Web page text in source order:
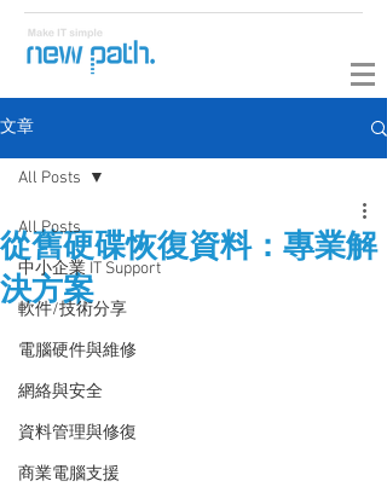
文章
All Posts
中小企業 IT Support
軟件/技術分享
電腦硬件與維修
網絡與安全
資料管理與修復
商業電腦支援
All Posts
從舊硬碟恢復資料：專業解
決方案